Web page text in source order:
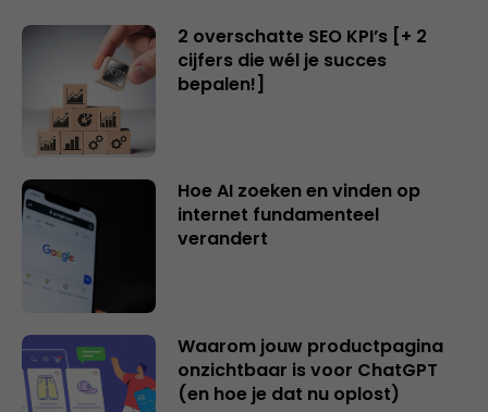
2 overschatte SEO KPI’s [+ 2
cijfers die wél je succes
bepalen!]
Hoe AI zoeken en vinden op
internet fundamenteel
verandert
Waarom jouw productpagina
onzichtbaar is voor ChatGPT
(en hoe je dat nu oplost)